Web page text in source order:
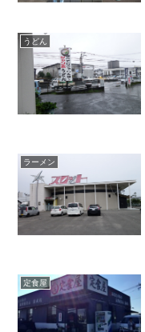
うどん
ラーメン
定食屋